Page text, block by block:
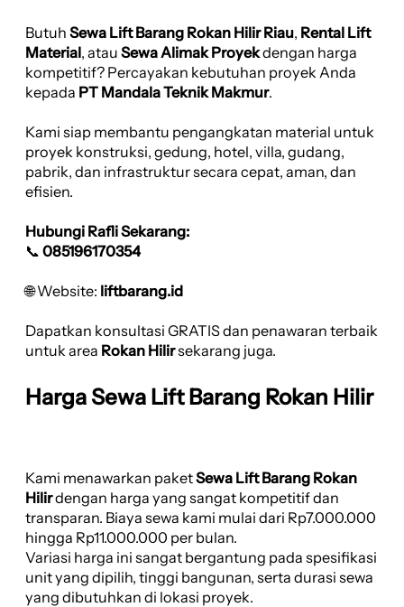
Butuh Sewa Lift Barang Rokan Hilir Riau, Rental Lift
Material, atau Sewa Alimak Proyekdengan harga
kompetitif? Percayakan kebutuhan proyek Anda
kepada PT Mandala Teknik Makmur.
Kami siap membantu pengangkatan material untuk
proyek konstruksi, gedung, hotel, villa, gudang,
pabrik, dan infrastruktur secara cepat, aman, dan
efisien.
Hubungi Rafli Sekarang:
📞 085196170354
🌐 Website: liftbarang.id
Dapatkan konsultasi GRATIS dan penawaran terbaik
untuk area Rokan Hilirsekarang juga.
Harga Sewa Lift Barang Rokan Hilir
Kami menawarkan paketSewa Lift Barang Rokan
Hilirdengan harga yang sangat kompetitif dan
transparan. Biaya sewa kami mulai dari Rp7.000.000
hingga Rp11.000.000 per bulan.
Variasi harga ini sangat bergantung pada spesifikasi
unit yang dipilih, tinggi bangunan, serta durasi sewa
yang dibutuhkan di lokasi proyek.